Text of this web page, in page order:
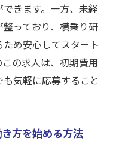
られる理由とは
キルを習得
っかりと学ぶ
しのスタート
入を目指す
きます。一方、未経
っており、横乗り研
め安心してスタート
の求人は、初期費用
気軽に応募すること
方を始める方法